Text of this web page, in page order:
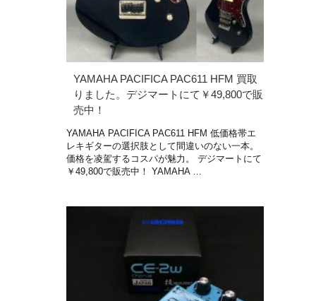
YAMAHA PACIFICA PAC611 HFM 買取
りました。デジマートにて￥49,800で販
売中！
YAMAHA PACIFICA PAC611 HFM 低価格帯エ
レキギターの選択肢として間違いのない一本。
価格を凌駕するコスパが魅力。 デジマートにて
￥49,800で販売中！ YAMAHA …